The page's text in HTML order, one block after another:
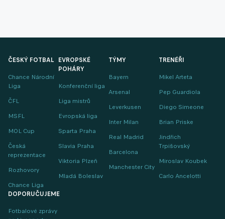
ČESKÝ FOTBAL
Chance Národní
Liga
ČFL
MSFL
MOL Cup
Česká
reprezentace
Rozhovory
Chance Liga
EVROPSKÉ
POHÁRY
Konferenční liga
Liga mistrů
Evropská liga
Sparta Praha
Slavia Praha
Viktoria Plzeň
Mladá Boleslav
TÝMY
Bayern
Arsenal
Leverkusen
Inter Milan
Real Madrid
Barcelona
Manchester City
TRENÉŘI
Mikel Arteta
Pep Guardiola
Diego Simeone
Brian Priske
Jindřich
Trpišovský
Miroslav Koubek
Carlo Ancelotti
DOPORUČUJEME
Fotbalové zprávy